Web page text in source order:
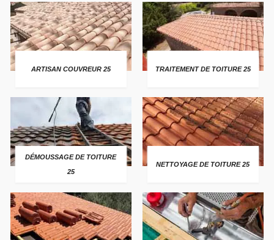
ARTISAN COUVREUR 25 TRAITEMENT DE TOITURE 25
DÉMOUSSAGE DE TOITURE
25
NETTOYAGE DE TOITURE 25